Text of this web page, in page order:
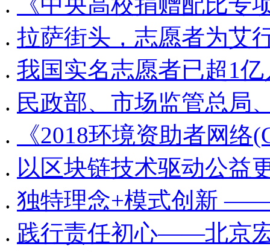
. 拉萨街头，志愿者为艾
. 我国实名志愿者已超1亿
. 民政部、市场监管总局
.
《2018环境资助者网
. 以区块链技术驱动公益
. 独特理念+模式创新
. 践行责任初心——北京